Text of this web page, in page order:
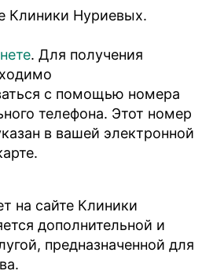
Клиники Нуриевых.
. Для получения
с помощью номера
телефона. Этот номер
в вашей электронной
на сайте Клиники
дополнительной и
предназначенной для